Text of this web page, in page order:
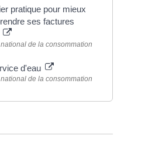
pratique pour mieux
ses factures
de la consommation
d'eau
de la consommation